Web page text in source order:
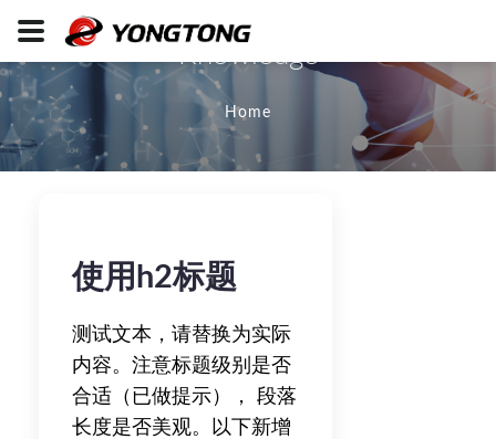
Knowledge
Home
使用h2标题
测试文本，请替换为实际
内容。注意标题级别是否
合适（已做提示）， 段落
长度是否美观。以下新增